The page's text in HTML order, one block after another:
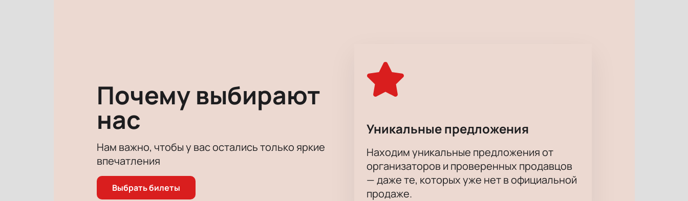
Почему выбирают
нас
Нам важно, чтобы у вас остались только яркие
впечатления
Выбрать билеты
Уникальные предложения
Находим уникальные предложения от
организаторов и проверенных продавцов
— даже те, которых уже нет в официальной
продаже.